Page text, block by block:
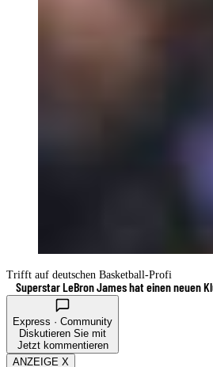
Trifft auf deutschen Basketball-Profi
Superstar LeBron James hat einen neuen
Express · Community
Diskutieren Sie mit
Jetzt kommentieren
ANZEIGE X